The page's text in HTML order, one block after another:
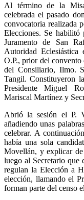
Al término de la
celebrada el pasado
convocatoria realizada
Elecciones. Se
Juramento de San
Autoridad
O.P., prior del
del Consiliario, Ilmo.
Tangil. Constituyeron
Presidente Miguel
Mariscal Martínez y
Abrió la sesión el P.
añadiendo unas
celebrar. A
había una sola
Movellán, y explicar
luego al Secretario que
regulan la Elección a
elección, llamando el
forman parte del censo